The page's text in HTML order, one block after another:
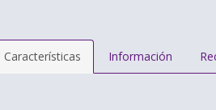
Características Información